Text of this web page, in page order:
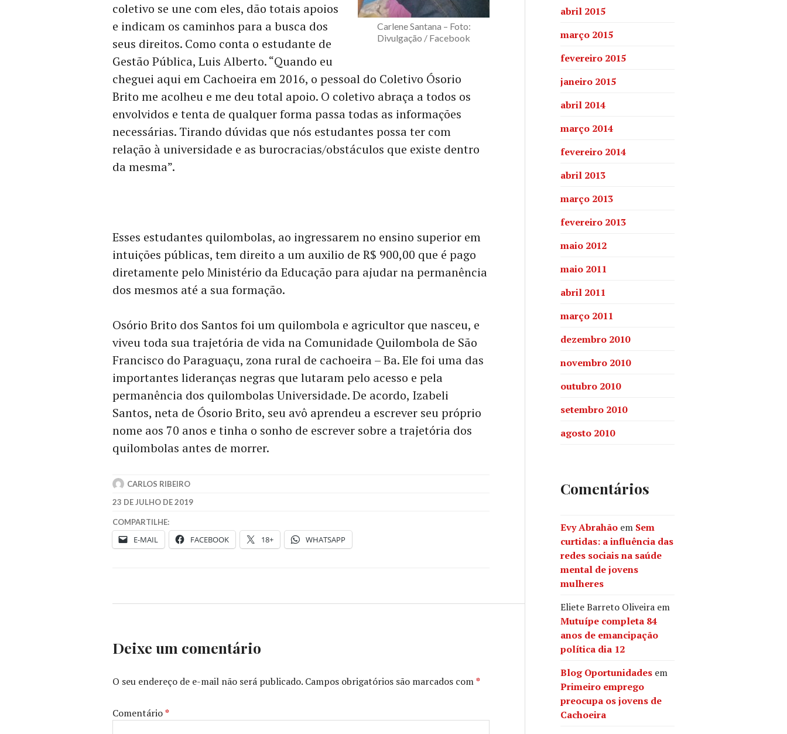
Carlene Santana – Foto:
Divulgação / Facebook
coletivo se une com eles, dão totais apoios
e indicam os caminhos para a busca dos
seus direitos. Como conta o estudante de
Gestão Pública, Luis Alberto. “Quando eu
cheguei aqui em Cachoeira em 2016, o pessoal do Coletivo Ósorio
Brito me acolheu e me deu total apoio. O coletivo abraça a todos os
envolvidos e tenta de qualquer forma passa todas as informações
necessárias. Tirando dúvidas que nós estudantes possa ter com
relação à universidade e as burocracias/obstáculos que existe dentro
da mesma”.
Esses estudantes quilombolas, ao ingressarem no ensino superior em
intuições públicas, tem direito a um auxilio de R$ 900,00 que é pago
diretamente pelo Ministério da Educação para ajudar na permanência
dos mesmos até a sua formação.
Osório Brito dos Santos foi um quilombola e agricultor que nasceu, e
viveu toda sua trajetória de vida na Comunidade Quilombola de São
Francisco do Paraguaçu, zona rural de cachoeira – Ba. Ele foi uma das
importantes lideranças negras que lutaram pelo acesso e pela
permanência dos quilombolas Universidade. De acordo, Izabeli
Santos, neta de Ósorio Brito, seu avô aprendeu a escrever seu próprio
nome aos 70 anos e tinha o sonho de escrever sobre a trajetória dos
quilombolas antes de morrer.
CARLOS RIBEIRO
23 DE JULHO DE 2019
COMPARTILHE:
E-MAIL FACEBOOK 18+ WHATSAPP
Deixe um comentário
O seu endereço de e-mail não será publicado. Campos obrigatórios são marcados com*
Comentário*
abril 2015
março 2015
fevereiro 2015
janeiro 2015
abril 2014
março 2014
fevereiro 2014
abril 2013
março 2013
fevereiro 2013
maio 2012
maio 2011
abril 2011
março 2011
dezembro 2010
novembro 2010
outubro 2010
setembro 2010
agosto 2010
Comentários
Evy Abrahão em Sem
curtidas: a influência das
redes sociais na saúde
mental de jovens
mulheres
Eliete Barreto Oliveira em
Mutuípe completa 84
anos de emancipação
política dia 12
Blog Oportunidades em
Primeiro emprego
preocupa os jovens de
Cachoeira